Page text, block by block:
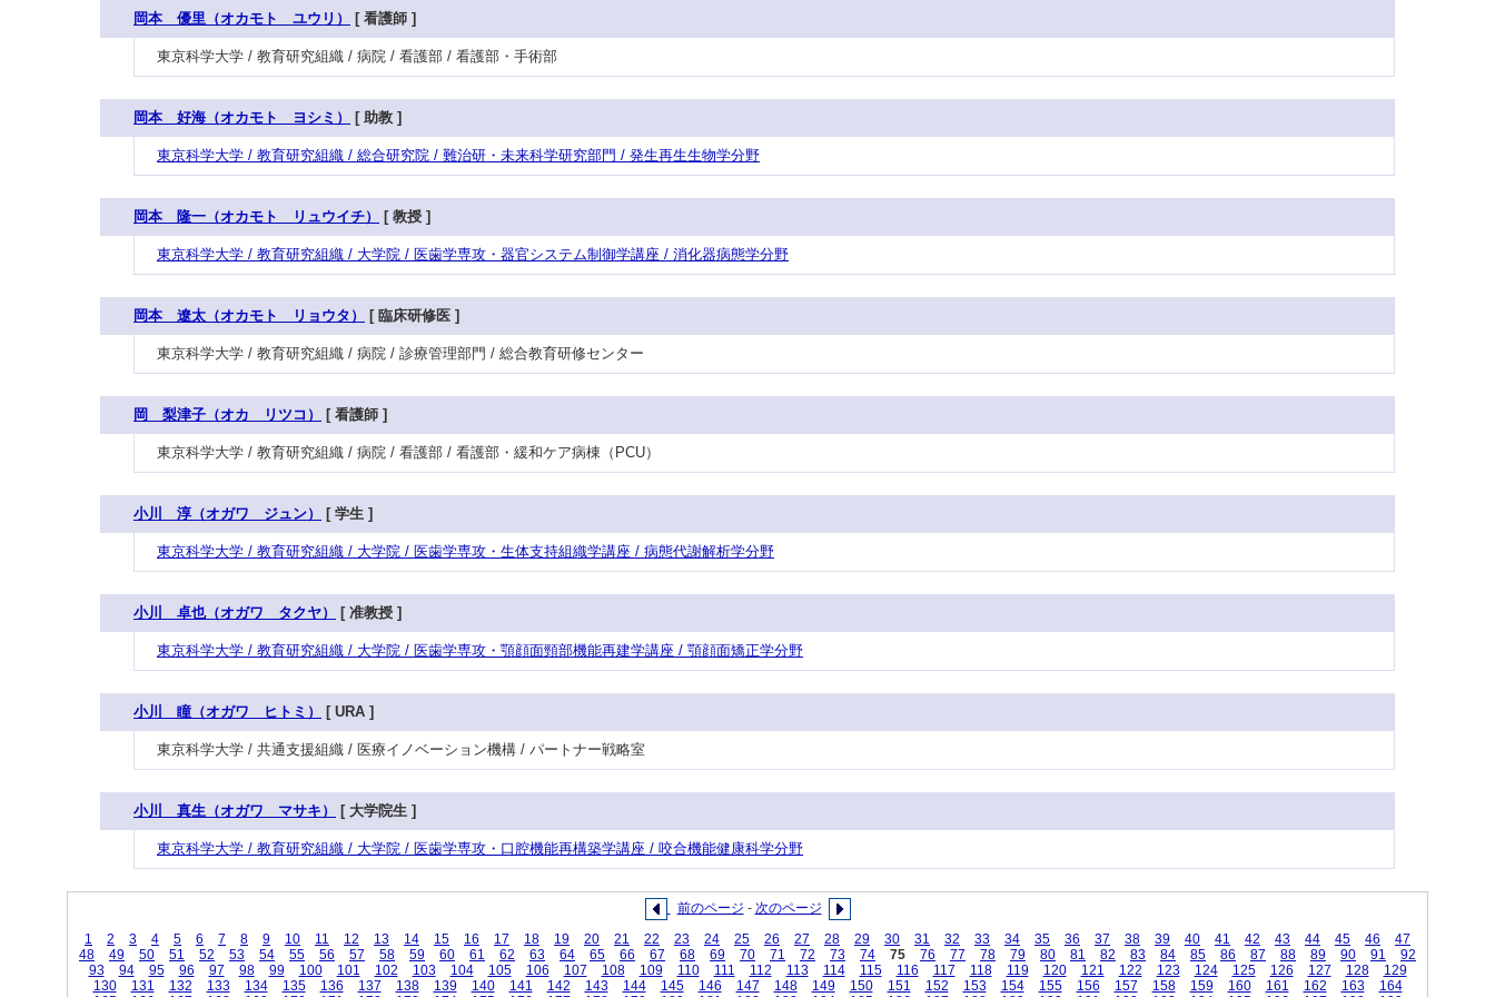
岡本 優里（オカモト ユウリ） [ 看護師 ]
東京科学大学 / 教育研究組織 / 病院 / 看護部 / 看護部・手術部
岡本 好海（オカモト ヨシミ） [ 助教 ]
東京科学大学 / 教育研究組織 / 総合研究院 / 難治研・未来科学研究部門 / 発生再生生物学分野
岡本 隆一（オカモト リュウイチ） [ 教授 ]
東京科学大学 / 教育研究組織 / 大学院 / 医歯学専攻・器官システム制御学講座 / 消化器病態学分野
岡本 遼太（オカモト リョウタ） [ 臨床研修医 ]
東京科学大学 / 教育研究組織 / 病院 / 診療管理部門 / 総合教育研修センター
岡 梨津子（オカ リツコ） [ 看護師 ]
東京科学大学 / 教育研究組織 / 病院 / 看護部 / 看護部・緩和ケア病棟（PCU）
小川 淳（オガワ ジュン） [ 学生 ]
東京科学大学 / 教育研究組織 / 大学院 / 医歯学専攻・生体支持組織学講座 / 病態代謝解析学分野
小川 卓也（オガワ タクヤ） [ 准教授 ]
東京科学大学 / 教育研究組織 / 大学院 / 医歯学専攻・顎顔面頸部機能再建学講座 / 顎顔面矯正学分野
小川 瞳（オガワ ヒトミ） [ URA ]
東京科学大学 / 共通支援組織 / 医療イノベーション機構 / パートナー戦略室
小川 真生（オガワ マサキ） [ 大学院生 ]
東京科学大学 / 教育研究組織 / 大学院 / 医歯学専攻・口腔機能再構築学講座 / 咬合機能健康科学分野
前のページ - 次のページ
1
2 3 4 5 6 7 8 9 10 11 12 13 14 15 16 17 18 19 20 21 22 23 24 25 26 27 28 29 30 31 32 33 34 35 36 37 38 39 40 41 42 43 44 45 46
47
48
49 50 51 52 53 54 55 56 57 58 59 60 61 62 63 64 65 66 67 68 69 70 71 72 73 74 75 76 77 78 79 80 81 82 83 84 85 86 87 88 89 90 91
92
93
94 95 96 97 98 99 100 101 102 103 104 105 106 107 108 109 110 111 112 113 114 115 116 117 118 119 120 121 122 123 124 125 126 127 128
129
130
131 132 133 134 135 136 137 138 139 140 141 142 143 144 145 146 147 148 149 150 151 152 153 154 155 156 157 158 159 160 161 162 163
164